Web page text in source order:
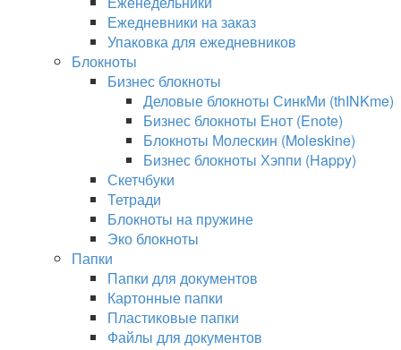
Ежедневники на заказ
Упаковка для ежедневников
Блокноты
Бизнес блокноты
Деловые блокноты СинкМи (thINKme)
Бизнес блокноты Енот (Enote)
Блокноты Молескин (Moleskine)
Бизнес блокноты Хэппи (Happy)
Скетчбуки
Тетради
Блокноты на пружине
Эко блокноты
Папки
Папки для документов
Картонные папки
Пластиковые папки
Файлы для документов